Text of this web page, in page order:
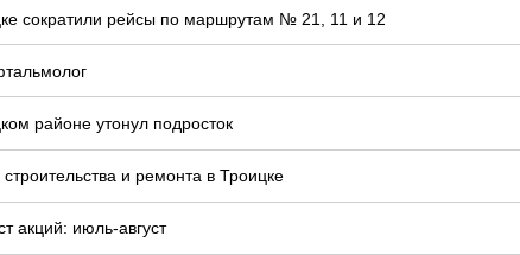
сократили рейсы по маршрутам № 21, 11 и 12
районе утонул подросток
и ремонта в Троицке
акций: июль-август